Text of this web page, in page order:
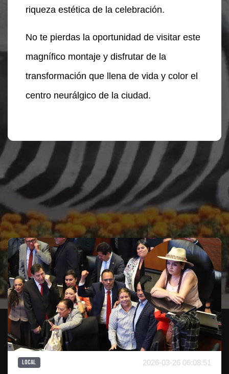
riqueza estética de la celebración.
No te pierdas la oportunidad de visitar este
magnífico montaje y disfrutar de la
transformación que llena de vida y color el
centro neurálgico de la ciudad.
Te puede interesar
Local 2026-03-26 06:08:51